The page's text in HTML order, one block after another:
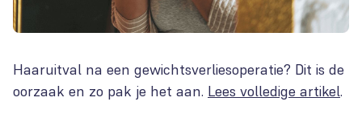
Haaruitval na een gewichtsverliesoperatie? Dit is de
oorzaak en zo pak je het aan. Lees volledige artikel.